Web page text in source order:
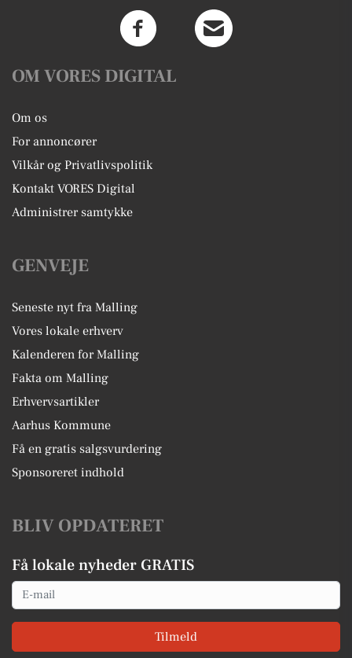
OM VORES DIGITAL
Om os
For annoncører
Vilkår og Privatlivspolitik
Kontakt VORES Digital
Administrer samtykke
GENVEJE
Seneste nyt fra Malling
Vores lokale erhverv
Kalenderen for Malling
Fakta om Malling
Erhvervsartikler
Aarhus Kommune
Få en gratis salgsvurdering
Sponsoreret indhold
BLIV OPDATERET
Få lokale nyheder GRATIS
Email
Tilmeld